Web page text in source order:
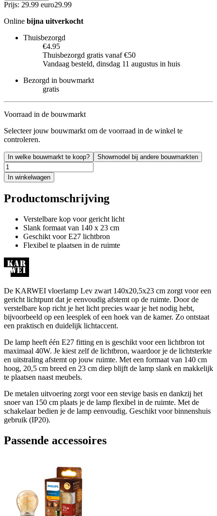
Prijs: 29.99 euro29.99
Online bijna uitverkocht
Thuisbezorgd
€4.95
Thuisbezorgd gratis vanaf €50
Vandaag besteld, dinsdag 11 augustus in huis
Bezorgd in bouwmarkt
gratis
Voorraad in de bouwmarkt
Selecteer jouw bouwmarkt om de voorraad in de winkel te
controleren.
In welke bouwmarkt te koop? Showmodel bij andere bouwmarkten
In winkelwagen
Productomschrijving
Verstelbare kop voor gericht licht
Slank formaat van 140 x 23 cm
Geschikt voor E27 lichtbron
Flexibel te plaatsen in de ruimte
De KARWEI vloerlamp Lev zwart 140x20,5x23 cm zorgt voor een
gericht lichtpunt dat je eenvoudig afstemt op de ruimte. Door de
verstelbare kop richt je het licht precies waar je het nodig hebt,
bijvoorbeeld op een leesplek of een hoek van de kamer. Zo ontstaat
een praktisch en duidelijk lichtaccent.
De lamp heeft één E27 fitting en is geschikt voor een lichtbron tot
maximaal 40W. Je kiest zelf de lichtbron, waardoor je de lichtsterkte
en uitstraling afstemt op jouw ruimte. Met een formaat van 140 cm
hoog, 20,5 cm breed en 23 cm diep blijft de lamp slank en makkelijk
te plaatsen naast meubels.
De metalen uitvoering zorgt voor een stevige basis en dankzij het
snoer van 150 cm plaats je de lamp flexibel in de ruimte. Met de
schakelaar bedien je de lamp eenvoudig. Geschikt voor binnenshuis
gebruik (IP20).
Passende accessoires